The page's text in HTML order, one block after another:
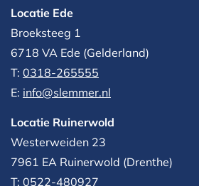
Locatie Ede
Broeksteeg 1
6718 VA Ede (Gelderland)
T: 0318-265555
E: info@slemmer.nl
Locatie Ruinerwold
Westerweiden 23
7961 EA Ruinerwold (Drenthe)
T: 0522-480927‬